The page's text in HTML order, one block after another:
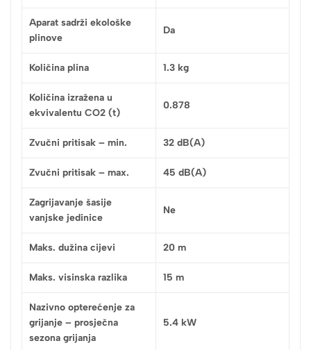
Aparat sadrži ekološke
plinove
Da
Količina plina 1.3 kg
Količina izražena u
ekvivalentu CO2 (t)
0.878
Zvučni pritisak – min. 32 dB(A)
Zvučni pritisak – max. 45 dB(A)
Zagrijavanje šasije
vanjske jedinice
Ne
Maks. dužina cijevi 20 m
Maks. visinska razlika 15 m
Nazivno opterećenje za
grijanje – prosječna
sezona grijanja
5.4 kW